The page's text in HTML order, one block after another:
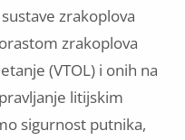
zrakoplova
zrakoplova
(VTOL) i onih na
litijskim
sigurnost putnika,